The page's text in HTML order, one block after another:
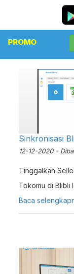
PROMO
Sinkronisasi
12-12-2020 -
Tinggalkan
Tokomu di Blibli
connect dengan
Check this
Baca